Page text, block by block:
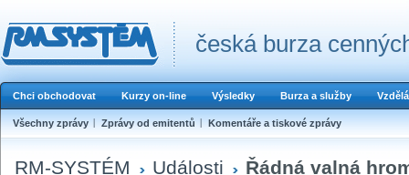
česká burza
Chci obchodovat Kurzy on-line Výsledky Burza a služby
Všechny zprávy Zprávy od emitentů Komentáře a tiskové zprávy
RM-SYSTÉM Události
Řádná valná